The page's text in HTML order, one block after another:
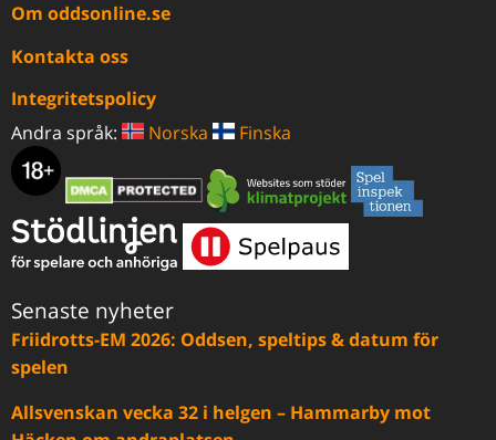
Om oddsonline.se
Kontakta oss
Integritetspolicy
Andra språk:
Norska Finska
Senaste nyheter
Friidrotts-EM 2026: Oddsen, speltips & datum för
spelen
Allsvenskan vecka 32 i helgen – Hammarby mot